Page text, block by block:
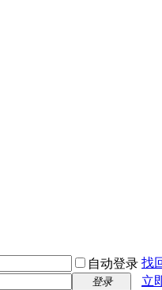
自动登录 找
登录
立